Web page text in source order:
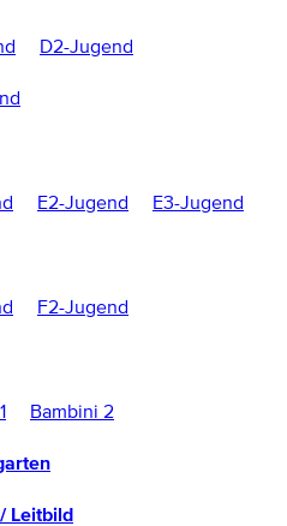
D2-Jugend
E2-Jugend E3-Jugend
F2-Jugend
Bambini 2
Leitbild